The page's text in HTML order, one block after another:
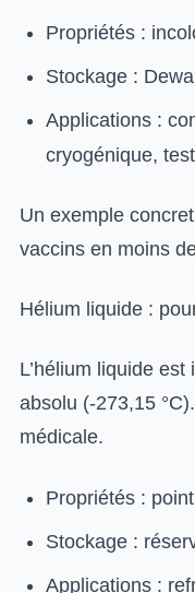
Propriétés :
Stockage :
Applications :
cryogénique,
Un exemple
vaccins en moins
Hélium liquide :
L’hélium liquide
absolu (-273,15
médicale.
Propriétés :
Stockage :
Applications :